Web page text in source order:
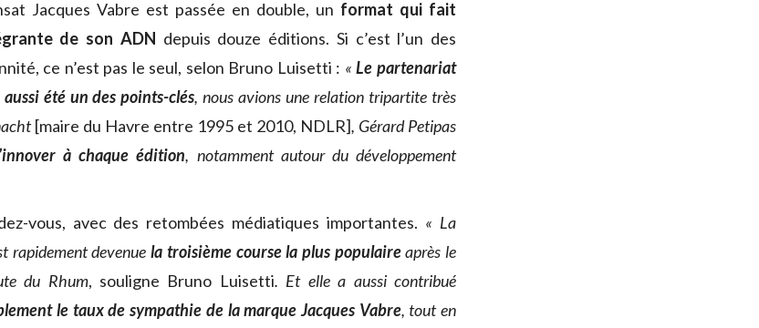
Jacques Vabre est passée en double, un format qui fait
de son ADN depuis douze éditions. Si c’est l’un des
ce n’est pas le seul, selon Bruno Luisetti : «Le partenariat
été un des points-clés, nous avions une relation tripartite très
[maire du Havre entre 1995 et 2010, NDLR], Gérard Petipas
à chaque édition, notamment autour du développement
vous, avec des retombées médiatiques importantes. « La
rapidement devenuela troisième course la plus populaireaprès le
du Rhum, souligne Bruno Luisetti. Et elle a aussi contribué
le taux de sympathie de la marque Jacques Vabre, tout en